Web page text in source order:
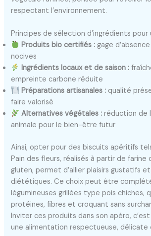
respectant l’environnement.
Principes de sélection d’ingrédients
Produits bio certifiés : gage
nocives
Ingrédients locaux et de saison :
empreinte carbone réduite
Préparations artisanales : qualité
faire valorisé
Alternatives végétales : réduction de
animale pour le bien-être futur
Ainsi, opter pour des biscuits apéritifs
Pain des fleurs, réalisés à partir de farine
gluten, permet d’allier plaisirs gustatifs
diététiques. Ce choix peut être
légumineuses grillées type pois chiches,
protéines, fibres et croquant sans
Inviter ces produits dans son apéro,
une alimentation respectueuse, délicate